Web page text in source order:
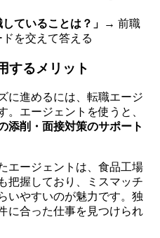
ていることは？」
→ 前職
を交えて答える
するメリット
に進めるには、転職エージ
。エージェントを使うと、
添削・面接対策のサポート
エージェントは、食品工場
把握しており、ミスマッチ
いやすいのが魅力です。独
に合った仕事を見つけられ